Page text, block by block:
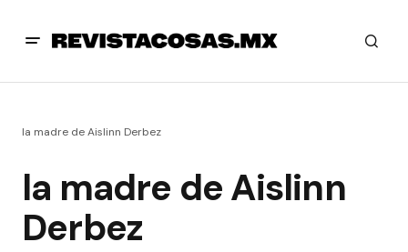
la madre de Aislinn Derbez
la madre de Aislinn
Derbez